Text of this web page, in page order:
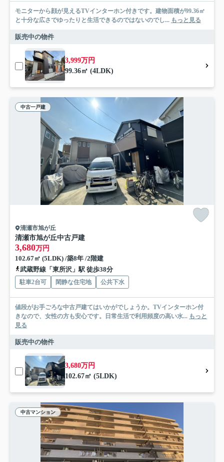
モニターから顔が見えるTVインターホン付きです。建物面積が99.36㎡
と十分な広さでゆったりと生活できるのではないのでし... もっと見る
販売中の物件
3,999万円
99.36㎡ (4LDK)
中古一戸建
清瀬市旭が丘
清瀬市旭が丘中古戸建
3,680万円
102.67㎡ (5LDK) /築8年 /2階建
武蔵野線「東所沢」駅 徒歩38分
駐車2台可 閑静な住宅地 公共下水
値段がお手ごろな中古戸建てはいかがでしょうか。TVインターホン付
きなので、女性の方も安心です。日常生活で利用頻度の高い水... もっと
見る
販売中の物件
3,680万円
102.67㎡ (5LDK)
中古マンション